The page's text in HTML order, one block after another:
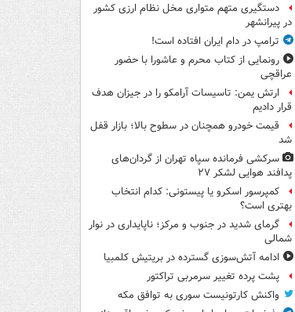
دستگیری متهم متواری مخل نظام ارزی کشور
در پیرانشهر
ترامپ در دام ایران افتاده است!
رونمایی از کتاب محرم و عاشورا با حضور
عراقچی
ارتش یمن: تاسیسات آرامکو را در جیزان هدف
قرار دادیم
قیمت خودرو همچنان در سطوح بالا؛ بازار قفل
شد
سرکشی فرمانده سپاه تهران از گردان‌های
پدافند هوایی لشکر ۲۷
کمپرسور اسکرو یا پیستونی: کدام انتخاب
بهتری است؟
گرمای شدید در جنوب و مرکز؛ ناپایداری در نوار
شمالی
ادامه آتش‌سوزی گسترده در بریتیش کلمبیا
پشت پرده تغییر سرمربی تراکتور
واکنش کارتونیست سوری به توافق مکه